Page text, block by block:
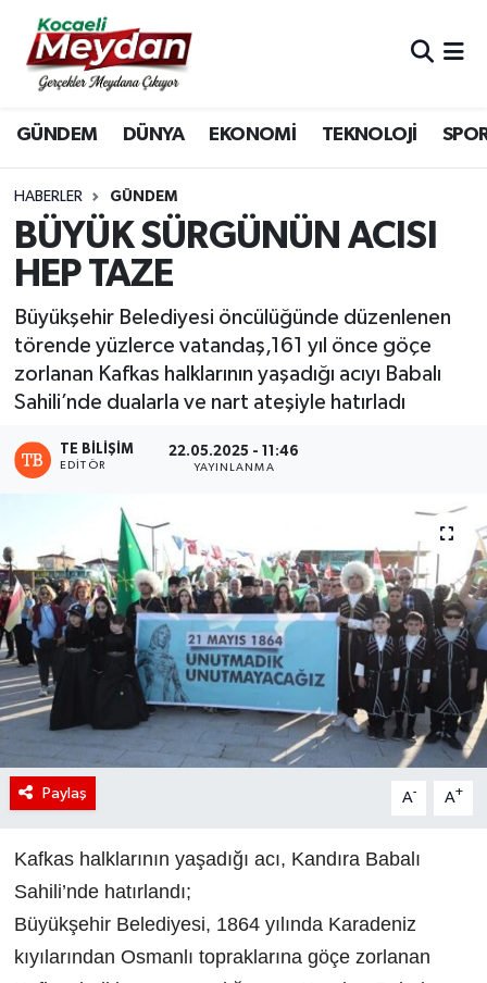
GÜNDEM DÜNYA EKONOMİ TEKNOLOJİ
HABERLER GÜNDEM
BÜYÜK SÜRGÜNÜN ACISI
HEP TAZE
Büyükşehir Belediyesi öncülüğünde düzenlenen
törende yüzlerce vatandaş,161 yıl önce göçe
zorlanan Kafkas halklarının yaşadığı acıyı Babalı
Sahili’nde dualarla ve nart ateşiyle hatırladı
TE BILIŞIM
EDITÖR
22.05.2025 - 11:46
YAYINLANMA
Paylaş A- A+
Kafkas halklarının yaşadığı acı, Kandıra Babalı
Sahili’nde hatırlandı;
Büyükşehir Belediyesi, 1864 yılında Karadeniz
kıyılarından Osmanlı topraklarına göçe zorlanan
Nöbetçi Eczaneler
Hava Durumu
Trafik Durumu
Süper Lig Puan Durumu ve Fikstür
Son Dakika Haberleri
Haber Arşivi